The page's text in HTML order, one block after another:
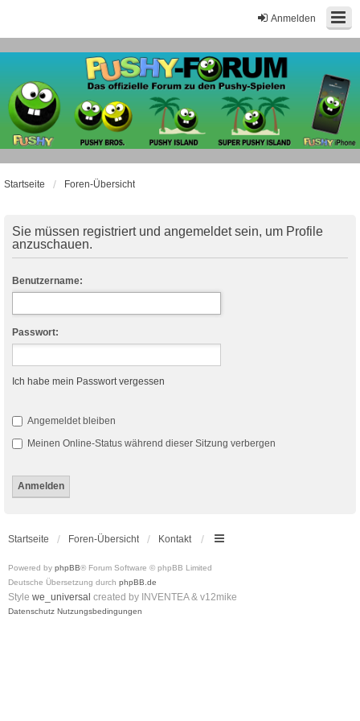
Anmelden
Startseite Foren-Übersicht
Sie müssen registriert und angemeldet sein, um Profile
anzuschauen.
Benutzername:
Passwort:
Ich habe mein Passwort vergessen
Angemeldet bleiben
Meinen Online-Status während dieser Sitzung verbergen
Startseite Foren-Übersicht Kontakt
Powered by phpBB® Forum Software © phpBB Limited
Deutsche Übersetzung durch phpBB.de
Style we_universal created by INVENTEA & v12mike
Datenschutz Nutzungsbedingungen